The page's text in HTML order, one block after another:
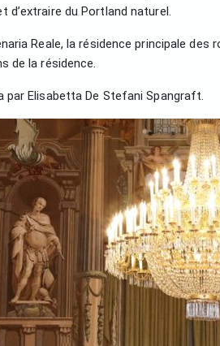
d’extraire du Portland naturel.
Reale, la résidence principale
de la résidence.
Elisabetta De Stefani Spangraft.